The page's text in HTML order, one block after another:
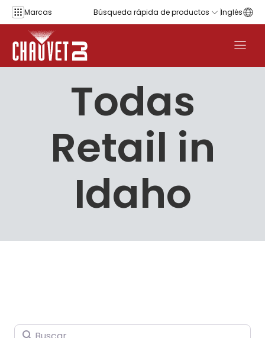
Saltar al contenido
Marcas Búsqueda rápida de productos Inglés
Todas
Retail in
Idaho
Buscar